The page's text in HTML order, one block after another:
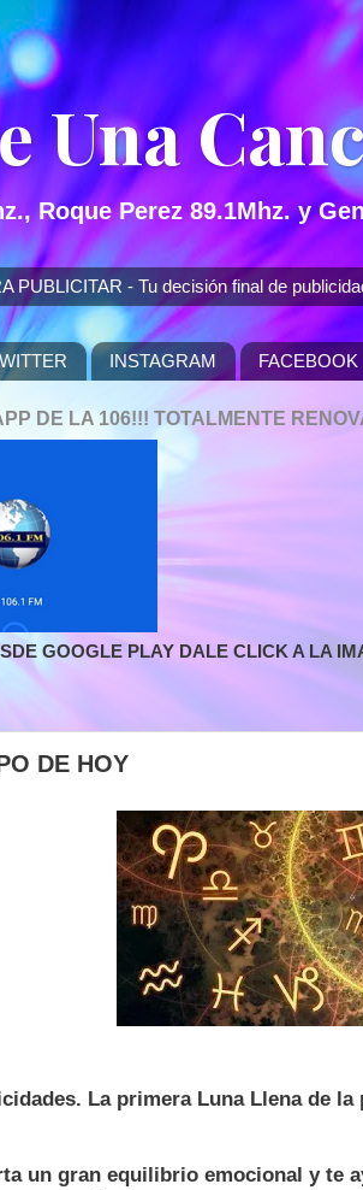
Una
Roque Perez 89.1Mhz. y
PUBLICITAR - Tu decisión final de
INSTAGRAM FACEBOOK
DE LA 106!!! TOTALMENTE
GOOGLE PLAY DALE CLICK A LA
DE HOY
La primera Luna Llena de
un gran equilibrio emocional y te